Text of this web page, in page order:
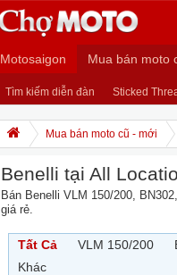
Motosaigon Mua bán moto
Tìm kiếm diễn đàn Sticked
Mua bán moto cũ - mới
Benelli tại All
Bán Benelli VLM 150/200,
giá rẻ.
Tất Cả VLM 150/200
Khác